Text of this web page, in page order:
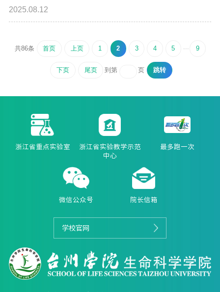
2025.08.12
共86条 首页 上页 1 2 3 4 5 9
下页 尾页 到第 页 跳转
浙江省重点实验室
浙江省实验教学示范
中心
最多跑一次
微信公众号 院长信箱
学校官网